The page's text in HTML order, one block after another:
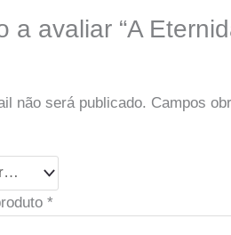
a avaliar “A
não será publicado. Campos
*